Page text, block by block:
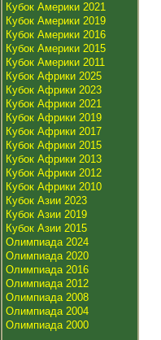
Кубок Америки 2021
Кубок Америки 2019
Кубок Америки 2016
Кубок Америки 2015
Кубок Америки 2011
Кубок Африки 2025
Кубок Африки 2023
Кубок Африки 2021
Кубок Африки 2019
Кубок Африки 2017
Кубок Африки 2015
Кубок Африки 2013
Кубок Африки 2012
Кубок Африки 2010
Кубок Азии 2023
Кубок Азии 2019
Кубок Азии 2015
Олимпиада 2024
Олимпиада 2020
Олимпиада 2016
Олимпиада 2012
Олимпиада 2008
Олимпиада 2004
Олимпиада 2000